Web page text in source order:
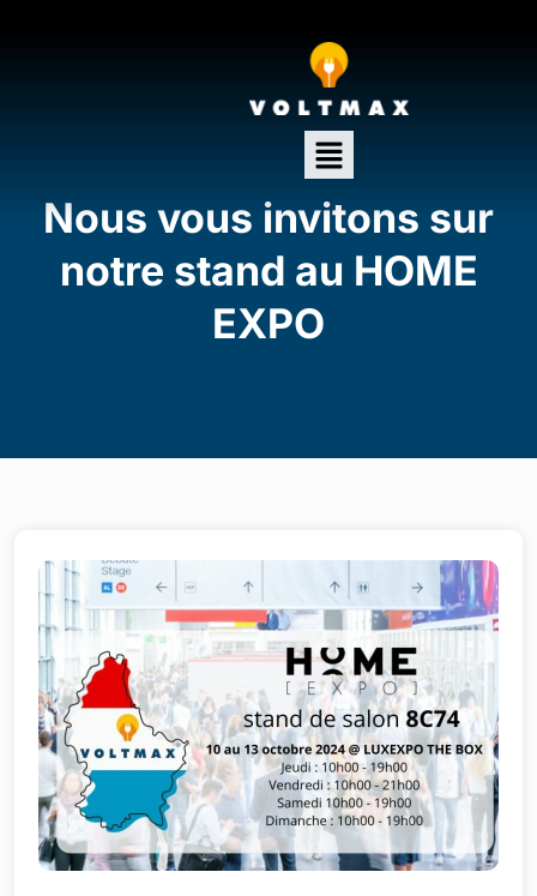
Nous vous invitons sur
notre stand au HOME
EXPO